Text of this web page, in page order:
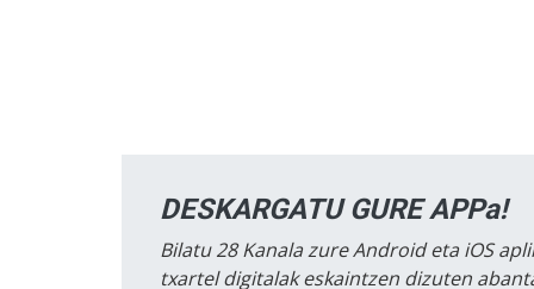
DESKARGATU GURE APPa!
Bilatu 28 Kanala zure Android eta iOS
txartel digitalak eskaintzen dizuten